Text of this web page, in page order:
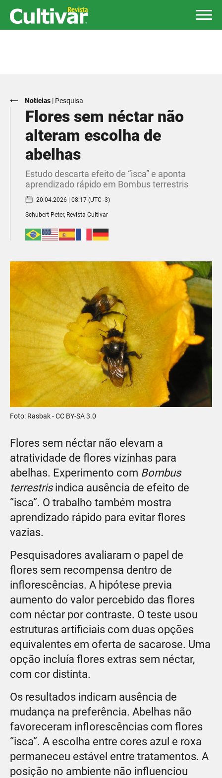
Notícias | Pesquisa
Flores sem néctar não
alteram escolha de
abelhas
Estudo descarta efeito de “isca” e aponta
aprendizado rápido em Bombus terrestris
20.04.2026 | 08:17 (UTC -3)
Schubert Peter, Revista Cultivar
Foto: Rasbak - CC BY-SA 3.0
Flores sem néctar não elevam a
atratividade de flores vizinhas para
abelhas. Experimento com Bombus
terrestrisindica ausência de efeito de
“isca”. O trabalho também mostra
aprendizado rápido para evitar flores
vazias.
Pesquisadores avaliaram o papel de
flores sem recompensa dentro de
inflorescências. A hipótese previa
aumento do valor percebido das flores
com néctar por contraste. O teste usou
estruturas artificiais com duas opções
equivalentes em oferta de sacarose. Uma
opção incluía flores extras sem néctar,
com cor distinta.
Os resultados indicam ausência de
mudança na preferência. Abelhas não
favoreceram inflorescências com flores
“isca”. A escolha entre cores azul e roxa
permaneceu estável entre tratamentos. A
posição no ambiente não influenciou